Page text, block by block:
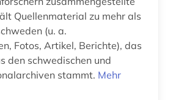
Quellenmaterial zu mehr als
(u. a.
Fotos, Artikel, Berichte), das
den schwedischen und
stammt. Mehr